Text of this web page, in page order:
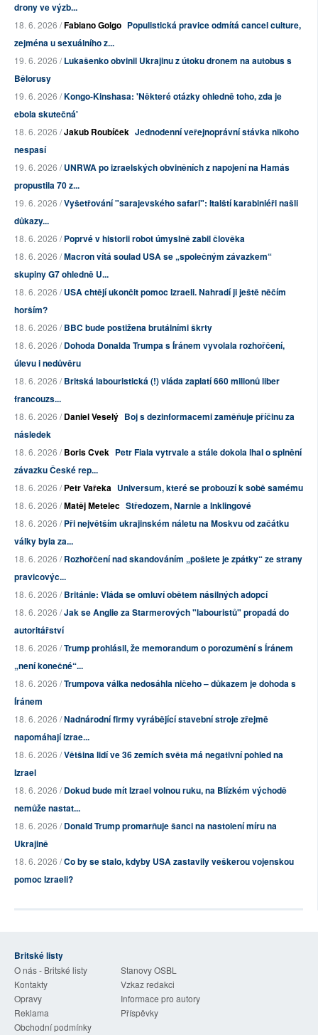
drony ve výzb...
18. 6. 2026 /Fabiano Golgo Populistická pravice odmítá cancel culture,
zejména u sexuálního z...
19. 6. 2026 /Lukašenko obvinil Ukrajinu z útoku dronem na autobus s
Bělorusy
19. 6. 2026 /Kongo-Kinshasa: 'Některé otázky ohledně toho, zda je
ebola skutečná'
18. 6. 2026 /Jakub Roubíček Jednodenní veřejnoprávní stávka nikoho
nespasí
19. 6. 2026 /UNRWA po izraelských obviněních z napojení na Hamás
propustila 70 z...
19. 6. 2026 /Vyšetřování "sarajevského safari": Italští karabiniéři našli
důkazy...
18. 6. 2026 /Poprvé v historii robot úmyslně zabil člověka
18. 6. 2026 /Macron vítá soulad USA se „společným závazkem“
skupiny G7 ohledně U...
18. 6. 2026 /USA chtějí ukončit pomoc Izraeli. Nahradí ji ještě něčím
horším?
18. 6. 2026 /BBC bude postižena brutálními škrty
18. 6. 2026 /Dohoda Donalda Trumpa s Íránem vyvolala rozhořčení,
úlevu i nedůvěru
18. 6. 2026 /Britská labouristická (!) vláda zaplatí 660 milionů liber
francouzs...
18. 6. 2026 /Daniel Veselý Boj s dezinformacemi zaměňuje příčinu za
následek
18. 6. 2026 /Boris Cvek Petr Fiala vytrvale a stále dokola lhal o splnění
závazku České rep...
18. 6. 2026 /Petr Vařeka Universum, které se probouzí k sobě samému
18. 6. 2026 /Matěj Metelec Středozem, Narnie a Inklingové
18. 6. 2026 /Při největším ukrajinském náletu na Moskvu od začátku
války byla za...
18. 6. 2026 /Rozhořčení nad skandováním „pošlete je zpátky“ ze strany
pravicovýc...
18. 6. 2026 /Británie: Vláda se omluví obětem násilných adopcí
18. 6. 2026 /Jak se Anglie za Starmerových "labouristů" propadá do
autoritářství
18. 6. 2026 /Trump prohlásil, že memorandum o porozumění s Íránem
„není konečné“...
18. 6. 2026 /Trumpova válka nedosáhla ničeho – důkazem je dohoda s
Íránem
18. 6. 2026 /Nadnárodní firmy vyrábějící stavební stroje zřejmě
napomáhají izrae...
18. 6. 2026 /Většina lidí ve 36 zemích světa má negativní pohled na
Izrael
18. 6. 2026 /Dokud bude mít Izrael volnou ruku, na Blízkém východě
nemůže nastat...
18. 6. 2026 /Donald Trump promarňuje šanci na nastolení míru na
Ukrajině
18. 6. 2026 /Co by se stalo, kdyby USA zastavily veškerou vojenskou
pomoc Izraeli?
Britské listy
O nás - Britské listy
Stanovy OSBL
Kontakty
Vzkaz redakci
Opravy
Informace pro autory
Reklama
Příspěvky
Obchodní podmínky